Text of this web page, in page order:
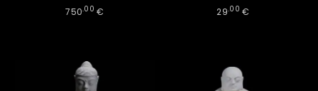
750.00 €
29.00 €